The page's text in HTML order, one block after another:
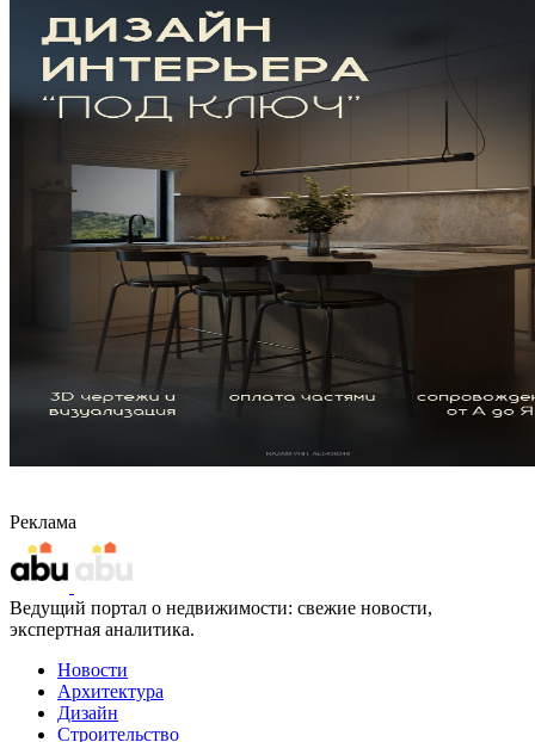
Реклама
Ведущий портал о недвижимости: свежие новости,
экспертная аналитика.
Новости
Архитектура
Дизайн
Строительство